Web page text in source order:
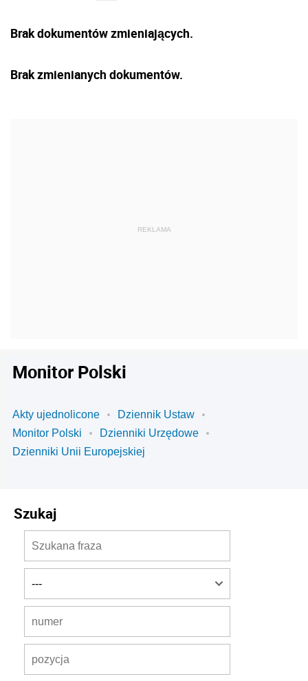
Brak dokumentów zmieniających.
Brak zmienianych dokumentów.
Monitor Polski
Akty ujednolicone
Dziennik Ustaw
Monitor Polski
Dzienniki Urzędowe
Dzienniki Unii Europejskiej
Szukaj